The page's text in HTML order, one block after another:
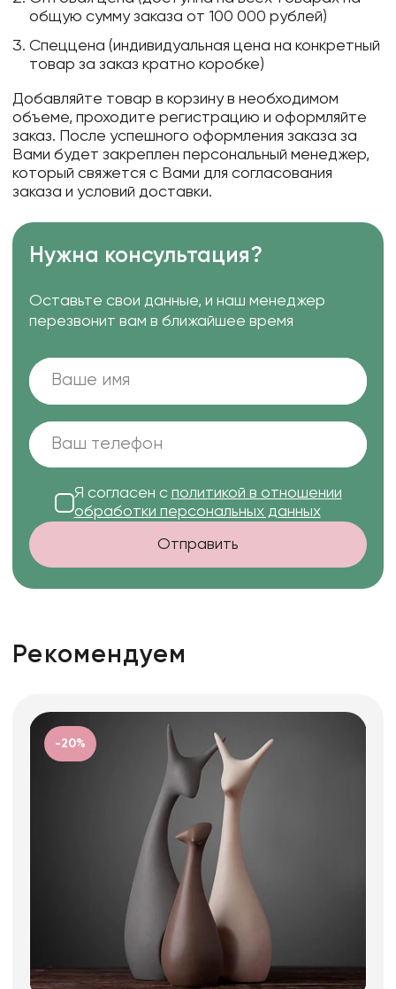
общую сумму заказа от 100 000 рублей)
Спеццена (индивидуальная цена на конкретный
товар за заказ кратно коробке)
Добавляйте товар в корзину в необходимом
объеме, проходите регистрацию и оформляйте
заказ. После успешного оформления заказа за
Вами будет закреплен персональный менеджер,
который свяжется с Вами для согласования
заказа и условий доставки.
Нужна консультация?
Оставьте свои данные, и наш менеджер
перезвонит вам в ближайшее время
Я согласен с политикой в отношении
обработки персональных данных
Отправить
Рекомендуем
-20%